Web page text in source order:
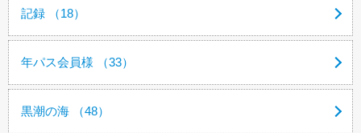
記録 （18）
年パス会員様 （33）
黒潮の海 （48）